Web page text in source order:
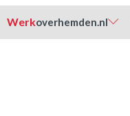
Werkoverhemden.nl